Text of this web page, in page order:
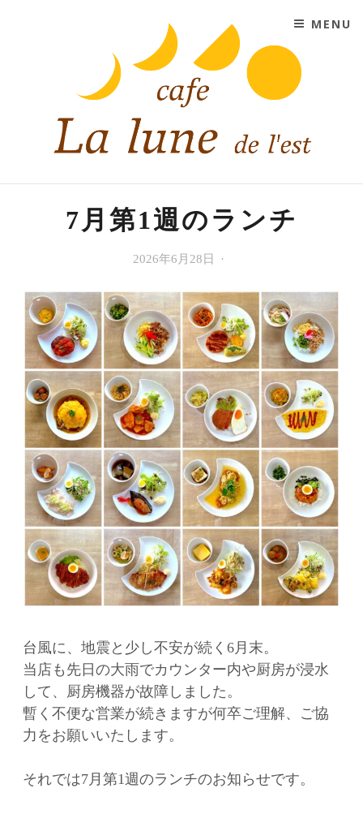
お店
MENU
7月第1週のランチ
今
の
ラ
ン
チ
2026年6月28日
lune
de
l'est
台風に、地震と少し不安が続く6月末。
当店も先日の大雨でカウンター内や厨房が浸水
して、厨房機器が故障しました。
暫く不便な営業が続きますが何卒ご理解、ご協
力をお願いいたします。
それでは7月第1週のランチのお知らせです。